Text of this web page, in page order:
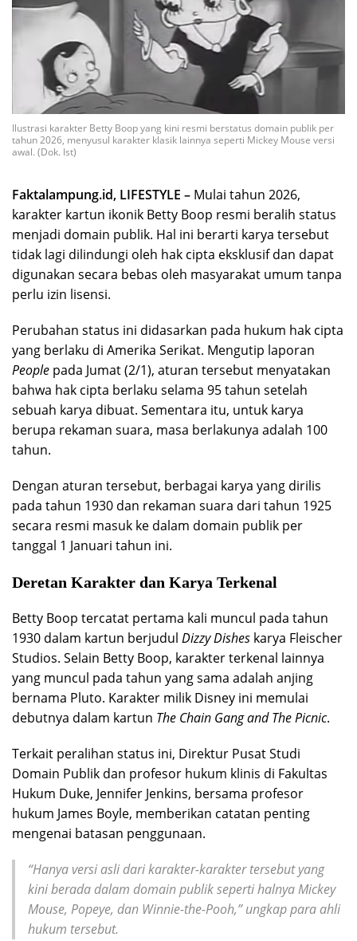
Ilustrasi karakter Betty Boop yang kini resmi berstatus domain publik per
tahun 2026, menyusul karakter klasik lainnya seperti Mickey Mouse versi
awal. (Dok. Ist)
Faktalampung.id, LIFESTYLE – Mulai tahun 2026,
karakter kartun ikonik Betty Boop resmi beralih status
menjadi domain publik. Hal ini berarti karya tersebut
tidak lagi dilindungi oleh hak cipta eksklusif dan dapat
digunakan secara bebas oleh masyarakat umum tanpa
perlu izin lisensi.
Perubahan status ini didasarkan pada hukum hak cipta
yang berlaku di Amerika Serikat. Mengutip laporan
People pada Jumat (2/1), aturan tersebut menyatakan
bahwa hak cipta berlaku selama 95 tahun setelah
sebuah karya dibuat. Sementara itu, untuk karya
berupa rekaman suara, masa berlakunya adalah 100
tahun.
Dengan aturan tersebut, berbagai karya yang dirilis
pada tahun 1930 dan rekaman suara dari tahun 1925
secara resmi masuk ke dalam domain publik per
tanggal 1 Januari tahun ini.
Deretan Karakter dan Karya Terkenal
Betty Boop tercatat pertama kali muncul pada tahun
1930 dalam kartun berjudul Dizzy Dishes karya Fleischer
Studios. Selain Betty Boop, karakter terkenal lainnya
yang muncul pada tahun yang sama adalah anjing
bernama Pluto. Karakter milik Disney ini memulai
debutnya dalam kartun The Chain Gang and The Picnic.
Terkait peralihan status ini, Direktur Pusat Studi
Domain Publik dan profesor hukum klinis di Fakultas
Hukum Duke, Jennifer Jenkins, bersama profesor
hukum James Boyle, memberikan catatan penting
mengenai batasan penggunaan.
“Hanya versi asli dari karakter-karakter tersebut yang
kini berada dalam domain publik seperti halnya Mickey
Mouse, Popeye, dan Winnie-the-Pooh,” ungkap para ahli
hukum tersebut.